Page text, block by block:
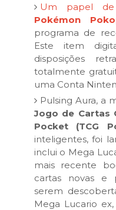
Um papel
Pokémon
programa de
Este item
disposições
totalmente
uma Conta
Pulsing Aura, a
Jogo de Cartas
Pocket (TCG
inteligentes, foi
inclui o Mega
mais recente
cartas novas e
serem
Mega Lucario